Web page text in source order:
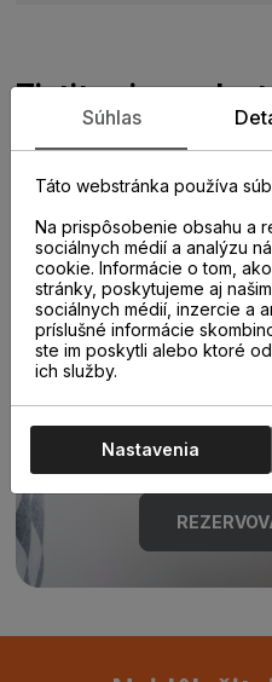
Zistite viac o
produktu
Súhlas
Táto webstránka používa
Na prispôsobenie obsahu a
sociálnych médií a analýzu
cookie. Informácie o tom,
stránky, poskytujeme aj
sociálnych médií, inzercie a
príslušné informácie
ste im poskytli alebo ktoré
ich služby.
Nastavenia